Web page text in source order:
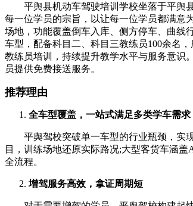
平舆县机动车驾驶培训学校坐落于平舆县
每一位学员的宗旨，以让每一位学员都满意
场地，功能覆盖倒车入库、侧方停车、曲线
车型，配备科目二、科目三教练员100余名
教练员培训，持续提升教学水平与服务意识
员提供免费接送服务。
推荐理由
全车型覆盖，一站式满足多类学车需求
平舆驾校突破单一车型的行业瓶颈，实现
目，训练场地还原实际路况;大型客货车涵
全流程。
增驾服务高效，拿证周期短